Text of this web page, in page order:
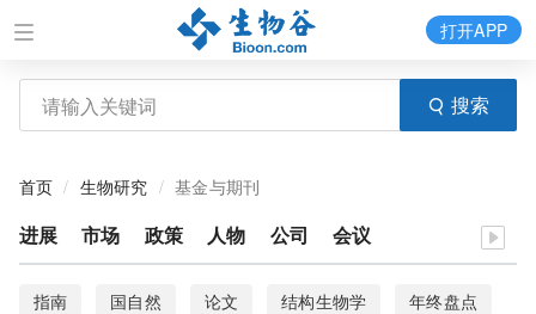
搜索
打开APP
首页 生物研究 基金与期刊
进展 市场 政策 人物 公司 会议
指南 国自然 论文 结构生物学
年终盘点